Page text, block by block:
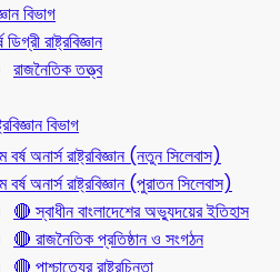
বিভাগ
ডিগ্রী রাষ্ট্রবিজ্ঞান
রাজনৈতিক তত্ত্ব
বিভাগ
অনার্স রাষ্ট্রবিজ্ঞান (নতুন সিলেবাস)
অনার্স রাষ্ট্রবিজ্ঞান (পুরাতন সিলেবাস)
🔴 স্বাধীন বাংলাদেশের অভ্যুদয়ের ইতিহাস
🔴 রাজনৈতিক প্রতিষ্ঠান ও সংগঠন